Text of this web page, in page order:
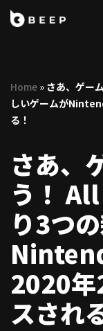
ン
ツ
へ
ッ
プ
Home » さあ、ゲー
しいゲームが
る！
さあ、
う！
り3つ
2020年
スされ